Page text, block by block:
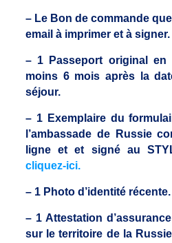
– Le Bon de commande
email à imprimer et à signer.
– 1 Passeport original
moins 6 mois après la
séjour.
– 1 Exemplaire du
l’ambassade de Russie
ligne et et signé au
cliquez-ici.
– 1 Photo d’identité récente.
– 1 Attestation
sur le territoire de la